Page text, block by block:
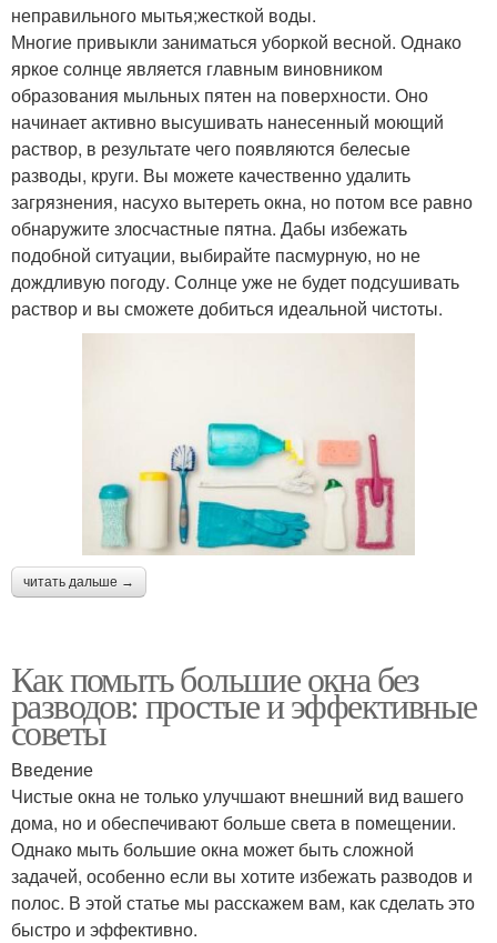
неправильного мытья;жесткой воды.
Многие привыкли заниматься уборкой весной. Однако
яркое солнце является главным виновником
образования мыльных пятен на поверхности. Оно
начинает активно высушивать нанесенный моющий
раствор, в результате чего появляются белесые
разводы, круги. Вы можете качественно удалить
загрязнения, насухо вытереть окна, но потом все равно
обнаружите злосчастные пятна. Дабы избежать
подобной ситуации, выбирайте пасмурную, но не
дождливую погоду. Солнце уже не будет подсушивать
раствор и вы сможете добиться идеальной чистоты.
читать дальше →
Как помыть большие окна без
разводов: простые и эффективные
советы
Введение
Чистые окна не только улучшают внешний вид вашего
дома, но и обеспечивают больше света в помещении.
Однако мыть большие окна может быть сложной
задачей, особенно если вы хотите избежать разводов и
полос. В этой статье мы расскажем вам, как сделать это
быстро и эффективно.